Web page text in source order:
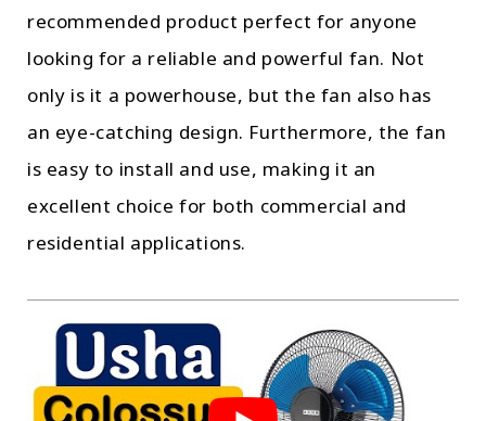
recommended product perfect for anyone
looking for a reliable and powerful fan. Not
only is it a powerhouse, but the fan also has
an eye-catching design. Furthermore, the fan
is easy to install and use, making it an
excellent choice for both commercial and
residential applications.